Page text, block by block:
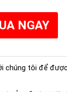
chúng tôi để